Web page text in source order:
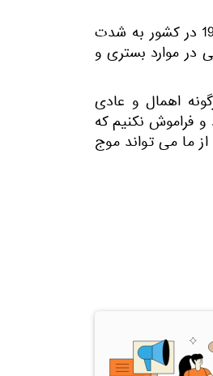
وی گفت: " همانطور که بارها اعلام کرده‌ایم، وضعیت کووید - 19 در کشور به شدت
در موارد بستری و
اهمال و عادی
فراموش نکنیم که
ما می تواند موج